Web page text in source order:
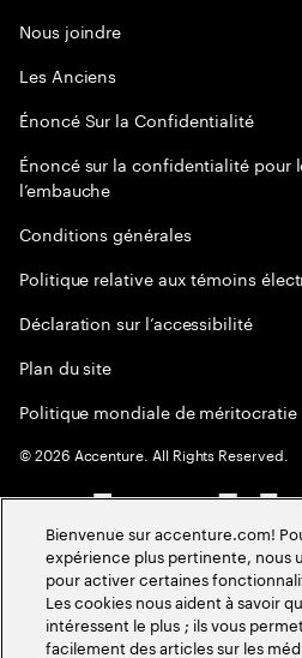
Nous joindre
Les Anciens
Énoncé Sur la Confidentialité
Énoncé sur la confidentialité pour
l’embauche
Conditions générales
Politique relative aux témoins
Déclaration sur l’accessibilité
Plan du site
Politique mondiale de méritocratie
©2026 Accenture. All Rights Reserved.
Bienvenue sur accenture.com!
expérience plus pertinente, nous
pour activer certaines
Les cookies nous aident à savoir
intéressent le plus ; ils vous
facilement des articles sur les